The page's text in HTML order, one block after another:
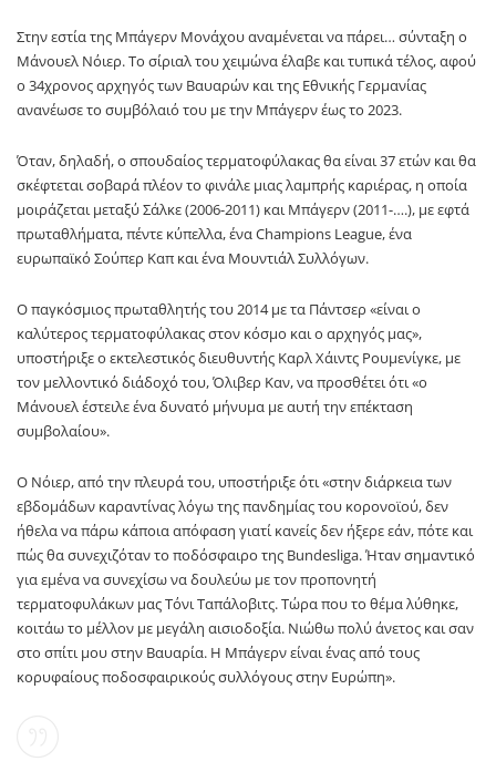
Στην εστία της Μπάγερν Μονάχου αναμένεται να πάρει… σύνταξη ο
Μάνουελ Νόιερ. Το σίριαλ του χειμώνα έλαβε και τυπικά τέλος, αφού
ο 34χρονος αρχηγός των Βαυαρών και της Εθνικής Γερμανίας
ανανέωσε το συμβόλαιό του με την Μπάγερν έως το 2023.
Όταν, δηλαδή, ο σπουδαίος τερματοφύλακας θα είναι 37 ετών και θα
σκέφτεται σοβαρά πλέον το φινάλε μιας λαμπρής καριέρας, η οποία
μοιράζεται μεταξύ Σάλκε (2006-2011) και Μπάγερν (2011-….), με εφτά
πρωταθλήματα, πέντε κύπελλα, ένα Champions League, ένα
ευρωπαϊκό Σούπερ Καπ και ένα Μουντιάλ Συλλόγων.
Ο παγκόσμιος πρωταθλητής του 2014 με τα Πάντσερ «είναι ο
καλύτερος τερματοφύλακας στον κόσμο και ο αρχηγός μας»,
υποστήριξε ο εκτελεστικός διευθυντής Καρλ Χάιντς Ρουμενίγκε, με
τον μελλοντικό διάδοχό του, Όλιβερ Καν, να προσθέτει ότι «ο
Μάνουελ έστειλε ένα δυνατό μήνυμα με αυτή την επέκταση
συμβολαίου».
Ο Νόιερ, από την πλευρά του, υποστήριξε ότι «στην διάρκεια των
εβδομάδων καραντίνας λόγω της πανδημίας του κορονοϊού, δεν
ήθελα να πάρω κάποια απόφαση γιατί κανείς δεν ήξερε εάν, πότε και
πώς θα συνεχιζόταν το ποδόσφαιρο της Bundesliga. Ήταν σημαντικό
για εμένα να συνεχίσω να δουλεύω με τον προπονητή
τερματοφυλάκων μας Τόνι Ταπάλοβιτς. Τώρα που το θέμα λύθηκε,
κοιτάω το μέλλον με μεγάλη αισιοδοξία. Νιώθω πολύ άνετος και σαν
στο σπίτι μου στην Βαυαρία. Η Μπάγερν είναι ένας από τους
κορυφαίους ποδοσφαιρικούς συλλόγους στην Ευρώπη».